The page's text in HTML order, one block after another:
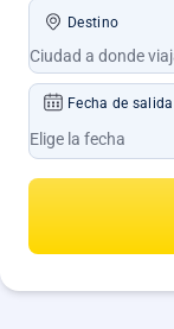
Destino
Fecha de salida